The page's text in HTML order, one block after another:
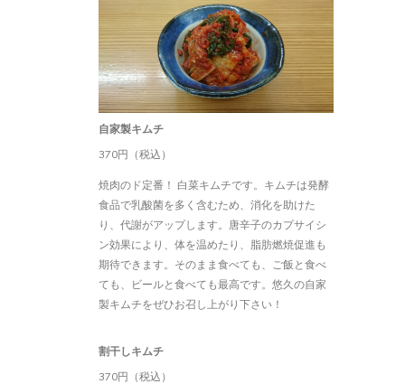
自家製キムチ
370円（税込）
焼肉のド定番！ 白菜キムチです。キムチは発酵
食品で乳酸菌を多く含むため、消化を助けた
り、代謝がアップします。唐辛子のカプサイシ
ン効果により、体を温めたり、脂肪燃焼促進も
期待できます。そのまま食べても、ご飯と食べ
ても、ビールと食べても最高です。悠久の自家
製キムチをぜひお召し上がり下さい！
割干しキムチ
370円（税込）